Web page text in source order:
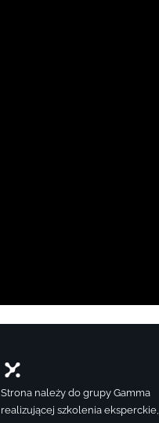
Strona należy do grupy Gamma
realizującej szkolenia eksperckie,